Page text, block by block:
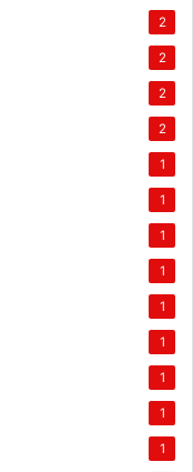
2
2
2
2
1
1
1
1
1
1
1
1
1